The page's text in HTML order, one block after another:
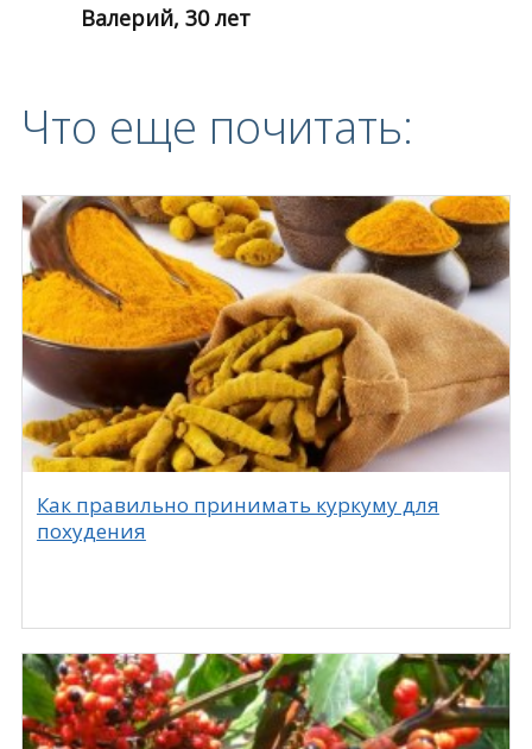
Валерий, 30 лет
Что еще почитать:
Как правильно принимать куркуму для
похудения